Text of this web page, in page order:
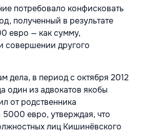
потребовало конфисковать
полученный в результате
евро — как сумму,
совершении другого
дела, в период с октября 2012
один из адвокатов якобы
от родственника
5000 евро, утверждая, что
лиц Кишинёвского